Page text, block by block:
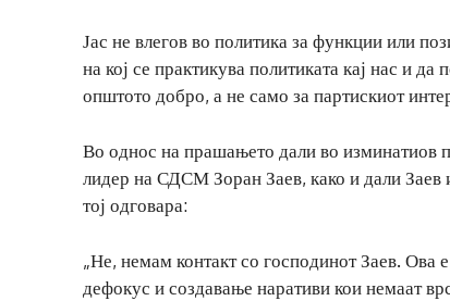
Јас не влегов во политика за функции или
на кој се практикува политиката кај нас и
општото добро, а не само за партискиот
Во однос на прашањето дали во изминатиов
лидер на СДСМ Зоран Заев, како и дали Заев
тој одговара:
„Не, немам контакт со господинот Заев. Ова
дефокус и создавање наративи кои немаат